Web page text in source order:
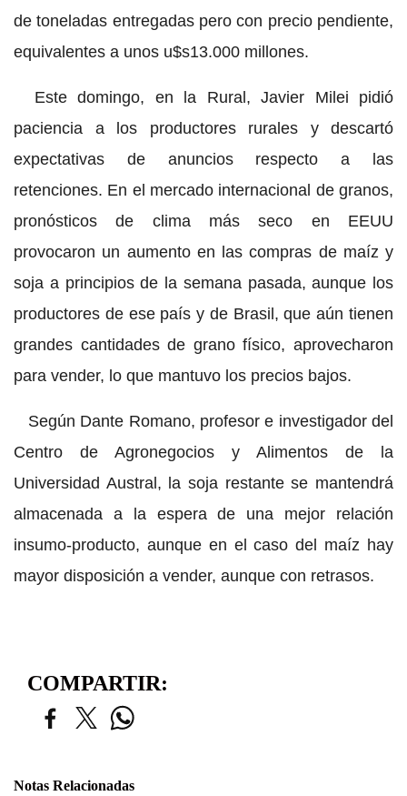
de toneladas entregadas pero con precio pendiente,
equivalentes a unos u$s13.000 millones.
Este domingo, en la Rural, Javier Milei pidió
paciencia a los productores rurales y descartó
expectativas de anuncios respecto a las
retenciones. En el mercado internacional de granos,
pronósticos de clima más seco en EEUU
provocaron un aumento en las compras de maíz y
soja a principios de la semana pasada, aunque los
productores de ese país y de Brasil, que aún tienen
grandes cantidades de grano físico, aprovecharon
para vender, lo que mantuvo los precios bajos.
Según Dante Romano, profesor e investigador del
Centro de Agronegocios y Alimentos de la
Universidad Austral, la soja restante se mantendrá
almacenada a la espera de una mejor relación
insumo-producto, aunque en el caso del maíz hay
mayor disposición a vender, aunque con retrasos.
COMPARTIR:
Notas Relacionadas